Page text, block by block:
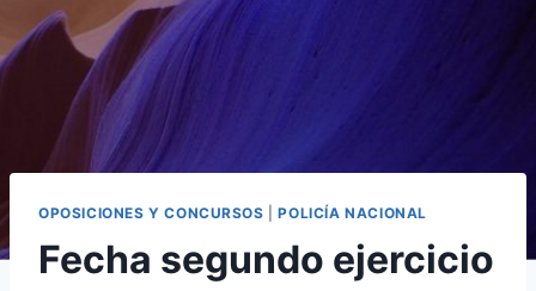
OPOSICIONES Y CONCURSOS |POLICÍA NACIONAL
Fecha segundo ejercicio